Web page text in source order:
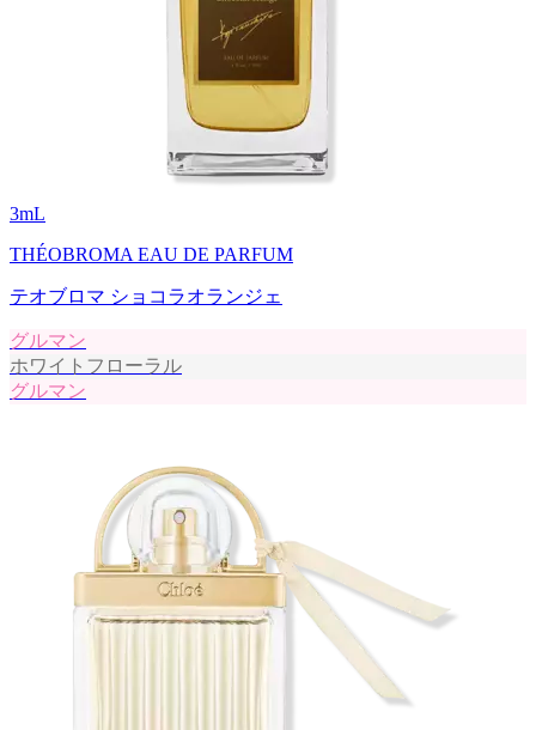
3mL
THÉOBROMA EAU DE PARFUM
テオブロマ ショコラオランジェ
グルマン
ホワイトフローラル
グルマン